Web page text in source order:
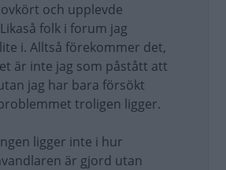
och upplevde
folk i forum jag
i. Alltså förekommer det,
är inte jag som påstått att
jag har bara försökt
troligen ligger.
ligger inte i hur
är gjord utan